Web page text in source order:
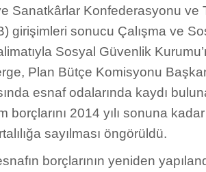
Sanatkârlar Konfederasyonu ve
girişimleri sonucu Çalışma ve
Sosyal Güvenlik
Plan Bütçe Komisyonu
esnaf odalarında kaydı
borçlarını 2014 yılı sonuna
sayılması öngörüldü.
borçlarının yeniden